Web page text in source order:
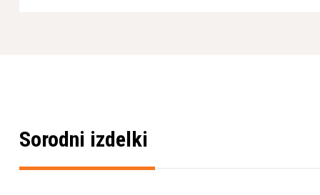
Sorodni izdelki